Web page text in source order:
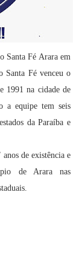
Santa Fé Arara em
Santa Fé venceu o
1991 na cidade de
a equipe tem seis
da Paraíba e
de existência e
de Arara nas